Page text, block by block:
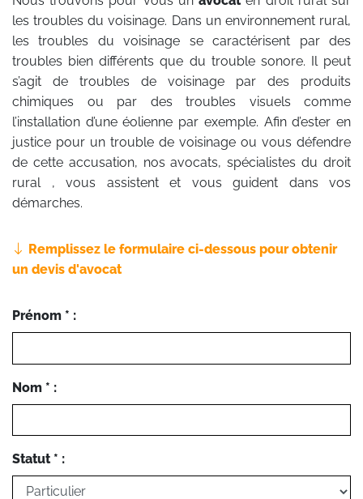
les troubles du voisinage. Dans un environnement rural,
les troubles du voisinage se caractérisent par des
troubles bien différents que du trouble sonore. Il peut
s’agit de troubles de voisinage par des produits
chimiques ou par des troubles visuels comme
l’installation d’une éolienne par exemple. Afin d’ester en
justice pour un trouble de voisinage ou vous défendre
de cette accusation, nos avocats, spécialistes du droit
rural , vous assistent et vous guident dans vos
démarches.
Remplissez le formulaire ci-dessous pour obtenir
un devis d'avocat
Prénom * :
Nom * :
Statut * :